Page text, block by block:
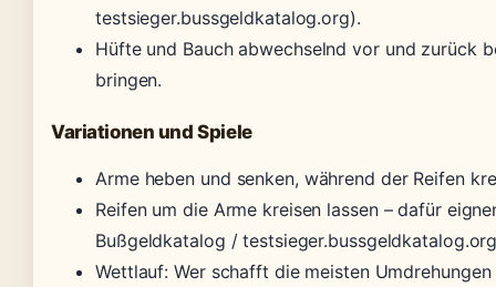
testsieger.bussgeldkatalog.org).
Hüfte und Bauch abwechselnd vor und zurück
bringen.
Variationen und Spiele
Arme heben und senken, während der Reifen
Reifen um die Arme kreisen lassen – dafür
Bußgeldkatalog /
Wettlauf: Wer schafft die meisten